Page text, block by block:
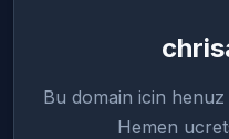
Bu domain icin
Hemen